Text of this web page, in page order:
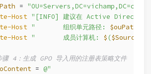
= "OU=Servers,DC=vichamp,DC=com"
Host "[INFO] 建议在 Active Directory
Host "       组织单元路径: $ouPath
Host "       成员计算机: $ (
4：生成 GPO 导入用的注册表策略文件
= @"